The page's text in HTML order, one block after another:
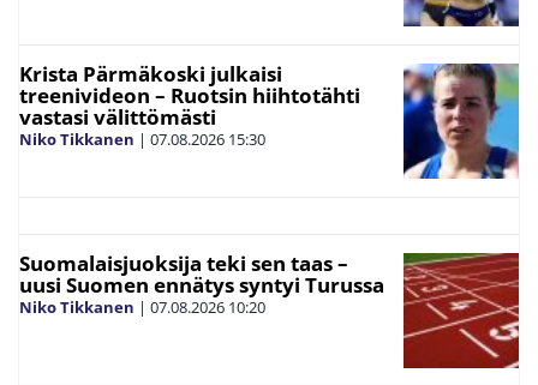
Krista Pärmäkoski julkaisi
treenivideon – Ruotsin hiihtotähti
vastasi välittömästi
Niko Tikkanen | 07.08.2026 15:30
Suomalaisjuoksija teki sen taas –
uusi Suomen ennätys syntyi Turussa
Niko Tikkanen | 07.08.2026 10:20